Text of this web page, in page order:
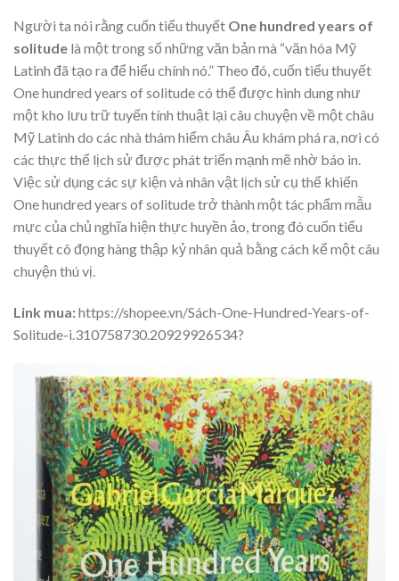
Người ta nói rằng cuốn tiểu thuyết One hundred years of
solitude là một trong số những văn bản mà “văn hóa Mỹ
Latinh đã tạo ra để hiểu chính nó.” Theo đó, cuốn tiểu thuyết
One hundred years of solitude có thể được hình dung như
một kho lưu trữ tuyến tính thuật lại câu chuyện về một châu
Mỹ Latinh do các nhà thám hiểm châu Âu khám phá ra, nơi có
các thực thể lịch sử được phát triển mạnh mẽ nhờ báo in.
Việc sử dụng các sự kiện và nhân vật lịch sử cụ thể khiến
One hundred years of solitudetrở thành một tác phẩm mẫu
mực của chủ nghĩa hiện thực huyền ảo, trong đó cuốn tiểu
thuyết cô đọng hàng thập kỷ nhân quả bằng cách kể một câu
chuyện thú vị.
Link mua:https://shopee.vn/Sách-One-Hundred-Years-of-
Solitude-i.310758730.20929926534?